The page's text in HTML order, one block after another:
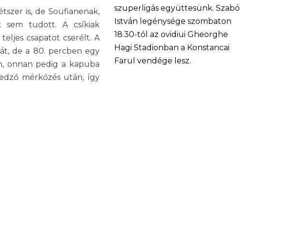
is, de Soufianenak,
sem tudott. A csíkiak
csapatot cserélt. A
de a 80. percben egy
onnan pedig a kapuba
mérkőzés után, így
szuperligás együttesünk. Szabó
István legénysége szombaton
18.30-tól az ovidiui Gheorghe
Hagi Stadionban a Konstancai
Farul vendége lesz.